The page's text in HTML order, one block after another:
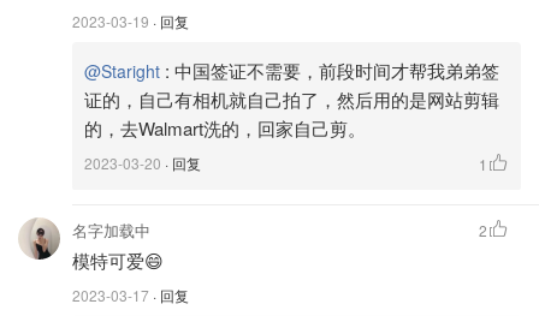
2023-03-19 · 回复
@Staright : 中国签证不需要，前段时间才帮我弟弟签
证的，自己有相机就自己拍了，然后用的是网站剪辑
的，去Walmart洗的，回家自己剪。
2023-03-20 · 回复 1
名字加载中
模特可爱😄
2023-03-17 · 回复
2